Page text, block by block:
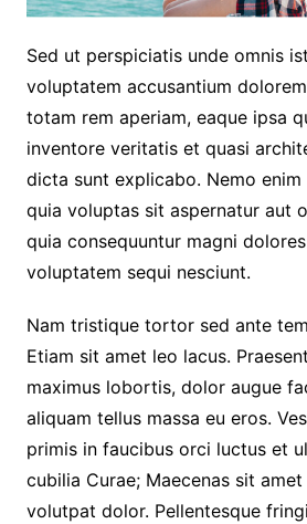
Sed ut perspiciatis unde omnis
voluptatem accusantium
totam rem aperiam, eaque ipsa
inventore veritatis et quasi
dicta sunt explicabo. Nemo
quia voluptas sit aspernatur aut
quia consequuntur magni
voluptatem sequi nesciunt.
Nam tristique tortor sed ante
Etiam sit amet leo lacus.
maximus lobortis, dolor augue
aliquam tellus massa eu eros.
primis in faucibus orci luctus et
cubilia Curae; Maecenas sit
volutpat dolor. Pellentesque